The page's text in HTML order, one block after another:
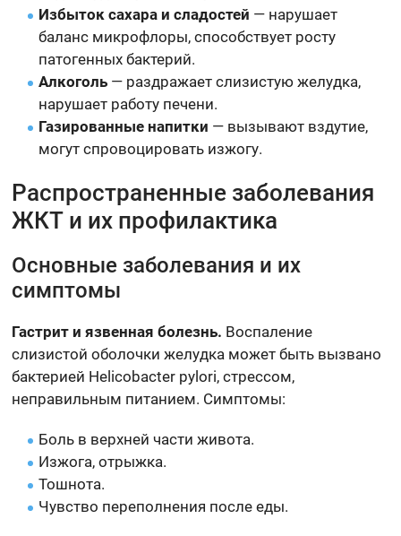
Избыток сахара и сладостей — нарушает
баланс микрофлоры, способствует росту
патогенных бактерий.
Алкоголь — раздражает слизистую желудка,
нарушает работу печени.
Газированные напитки — вызывают вздутие,
могут спровоцировать изжогу.
Распространенные заболевания
ЖКТ и их профилактика
Основные заболевания и их
симптомы
Гастрит и язвенная болезнь. Воспаление
слизистой оболочки желудка может быть вызвано
бактерией Helicobacter pylori, стрессом,
неправильным питанием. Симптомы:
Боль в верхней части живота.
Изжога, отрыжка.
Тошнота.
Чувство переполнения после еды.